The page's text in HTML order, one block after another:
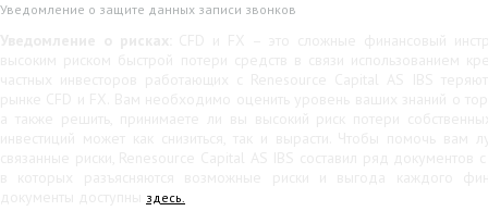
Уведомление о защите данных записи звонков
здесь.